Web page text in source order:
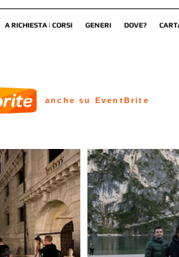
A RICHIESTA | CORSI GENERI DOVE?
anche su EventBrite